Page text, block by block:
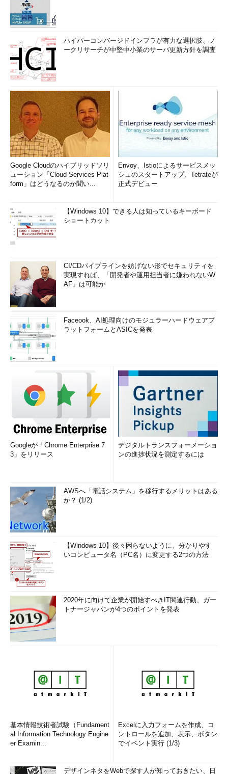
ハイパーコンバージドインフラが有力な選択肢、ノ
ークリサーチが中堅中小業のサーバ更新方針を調査
Google Cloudのハイブリッドソリ
ューション「Cloud Services Plat
form」はどうなるのか聞い...
Envoy、Istioによるサービスメッ
シュのスタートアップ、Tetrateが
正式デビュー
【Windows 10】できる人は知っているキーボード
ショートカット
CI/CDパイプラインを妨げない形でセキュリティを
実現すれば、「開発者や運用担当者に嫌われないW
AF」は可能か
Faceook、AI処理向けのモジュラーハードウェアプ
ラットフォームとASICを発表
Googleが「Chrome Enterprise 7
3」をリリース
デジタルトランスフォーメーショ
ンの進捗状況を測定するには
AWSへ「電話システム」を移行するメリットはある
か？ (1/2)
【Windows 10】後々困らないように、分かりやす
いコンピュータ名（PC名）に変更する2つの方法
2020年に向けて企業が開始すべきIT関連行動、ガー
トナージャパンが4つのポイントを発表
基本情報技術者試験（Fundament
al Information Technology Engine
er Examin...
Excelに入力フォームを作成、コ
ントロールを追加、表示、ボタン
でイベント実行 (1/3)
デザインネタをWebで探す人が知っておきたい、日